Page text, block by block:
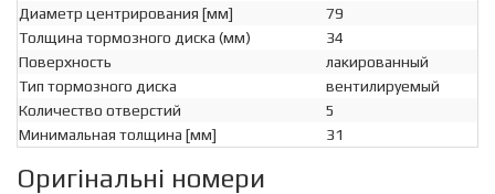
Диаметр центрирования [мм]
79
Толщина тормозного диска (мм)
34
Поверхность
лакированный
Тип тормозного диска
вентилируемый
Количество отверстий
5
Минимальная толщина [мм]
31
Оригінальні номери